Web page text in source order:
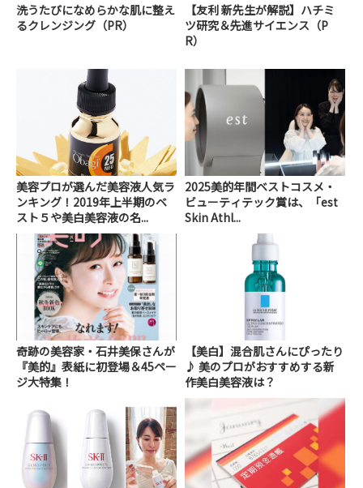
洗うたびになめらかな肌に整え
るクレンジング（PR）
【友利 新先生が解説】ハチミ
ツ研究＆先進サイエンス（P
R）
美容プロが選んだ美容液人気ラ
ンキング！2019年上半期のベ
スト５や美白美容液の名...
2025美的年間ベストコスメ・
ビューティテック賞は、「est
Skin Athl...
奇跡の美容家・石井美保さんが
『美的』表紙に初登場＆45ペー
ジ大特集！
【美白】混合肌さんにぴったり
♪ 美のプロがおすすめする新
作美白美容液は？